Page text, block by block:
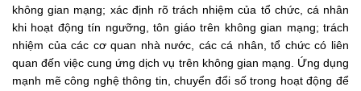
không gian mạng; xác định rõ trách nhiệm của tổ chức, cá nhân
khi hoạt động tín ngưỡng, tôn giáo trên không gian mạng; trách
nhiệm của các cơ quan nhà nước, các cá nhân, tổ chức có liên
quan đến việc cung ứng dịch vụ trên không gian mạng. Ứng dụng
mạnh mẽ công nghệ thông tin, chuyển đổi số trong hoạt động để